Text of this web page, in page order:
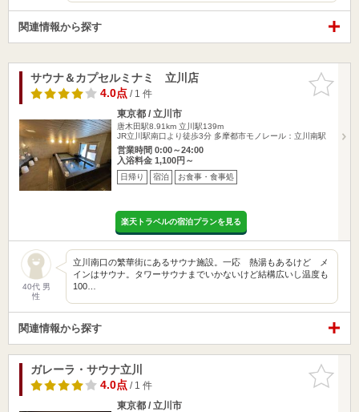
関連情報から探す
お気に入
りに追加
サウナ＆カプセルミナミ 立川店
4.0点/ 1 件
東京都 / 立川市
唐木田駅8.91km 立川駅139m
JR立川駅南口より徒歩3分 多摩都市モノレール：立川南駅
営業時間 0:00～24:00
入浴料金 1,100円～
日帰り 宿泊 お食事・食事処
楽天トラベルの宿泊プランを見る
40代 男
性
立川南口の繁華街にあるサウナ施設。一応 熱湯もあるけど メ
インはサウナ。タワーサウナまでいかないけど結構広いし温度も
100…
関連情報から探す
お気に入
りに追加
ガレーラ・サウナ立川
4.0点/ 1 件
東京都 / 立川市